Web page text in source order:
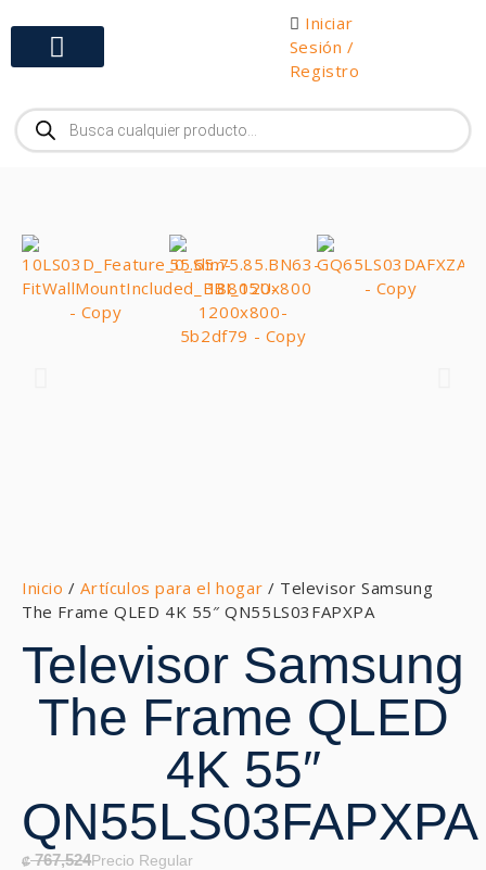
Iniciar
Sesión /
Registro
Inicio /Artículos para el hogar / Televisor Samsung
The Frame QLED 4K 55″ QN55LS03FAPXPA
Televisor Samsung
The Frame QLED
4K 55″
QN55LS03FAPXPA
₡767,524